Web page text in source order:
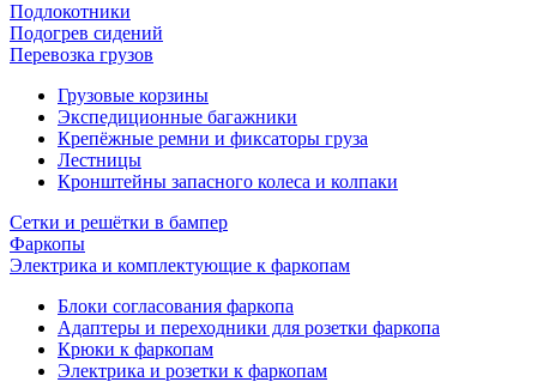
Подлокотники
Подогрев сидений
Перевозка грузов
Грузовые корзины
Экспедиционные багажники
Крепёжные ремни и фиксаторы груза
Лестницы
Кронштейны запасного колеса и колпаки
Сетки и решётки в бампер
Фаркопы
Электрика и комплектующие к фаркопам
Блоки согласования фаркопа
Адаптеры и переходники для розетки фаркопа
Крюки к фаркопам
Электрика и розетки к фаркопам